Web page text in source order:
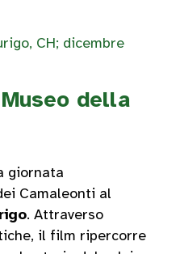
CH; dicembre
della
giornata
Camaleonti al
. Attraverso
il film ripercorre